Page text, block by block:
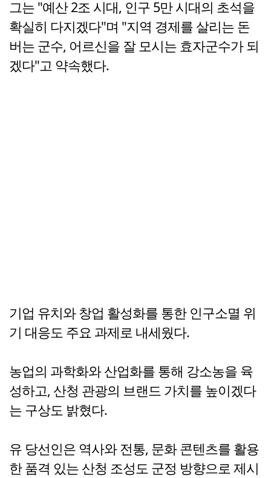
그는 "예산 2조 시대, 인구 5만 시대의 초석을
확실히 다지겠다"며 "지역 경제를 살리는 돈
버는 군수, 어르신을 잘 모시는 효자군수가 되
겠다"고 약속했다.
기업 유치와 창업 활성화를 통한 인구소멸 위
기 대응도 주요 과제로 내세웠다.
농업의 과학화와 산업화를 통해 강소농을 육
성하고, 산청 관광의 브랜드 가치를 높이겠다
는 구상도 밝혔다.
유 당선인은 역사와 전통, 문화 콘텐츠를 활용
한 품격 있는 산청 조성도 군정 방향으로 제시